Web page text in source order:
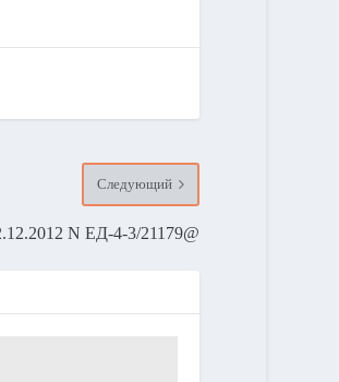
Следующий
N ЕД-4-3/21179@